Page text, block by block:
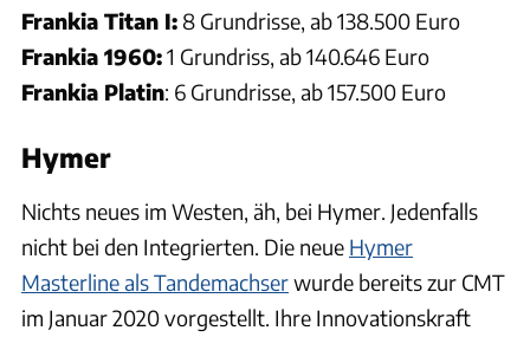
Frankia Titan I: 8 Grundrisse, ab 138.500 Euro
Frankia 1960:1 Grundriss, ab 140.646 Euro
Frankia Platin: 6 Grundrisse, ab 157.500 Euro
Hymer
Nichts neues im Westen, äh, bei Hymer. Jedenfalls
nicht bei den Integrierten. Die neue Hymer
Masterline als Tandemachserwurde bereits zur CMT
im Januar 2020 vorgestellt. Ihre Innovationskraft